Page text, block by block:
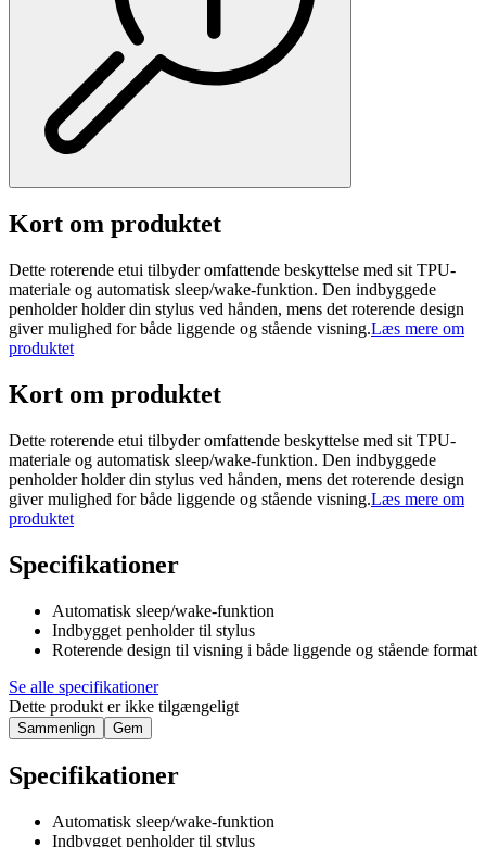
Kort om produktet
Dette roterende etui tilbyder omfattende beskyttelse med sit TPU-
materiale og automatisk sleep/wake-funktion. Den indbyggede
penholder holder din stylus ved hånden, mens det roterende design
giver mulighed for både liggende og stående visning.Læs mere om
produktet
Kort om produktet
Dette roterende etui tilbyder omfattende beskyttelse med sit TPU-
materiale og automatisk sleep/wake-funktion. Den indbyggede
penholder holder din stylus ved hånden, mens det roterende design
giver mulighed for både liggende og stående visning.Læs mere om
produktet
Specifikationer
Automatisk sleep/wake-funktion
Indbygget penholder til stylus
Roterende design til visning i både liggende og stående format
Se alle specifikationer
Dette produkt er ikke tilgængeligt
Sammenlign Gem
Specifikationer
Automatisk sleep/wake-funktion
Indbygget penholder til stylus